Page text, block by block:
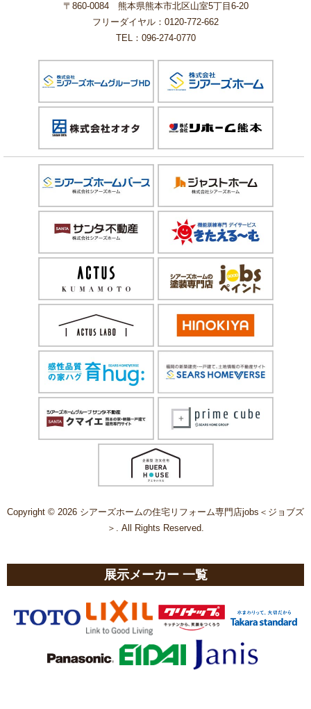
〒860-0084 熊本県熊本市北区山室5丁目6-20
フリーダイヤル：0120-772-662
TEL：096-274-0770
Copyright © 2026 シアーズホームの住宅リフォーム専門店jobs＜ジョブズ
＞. All Rights Reserved.
展示メーカー 一覧